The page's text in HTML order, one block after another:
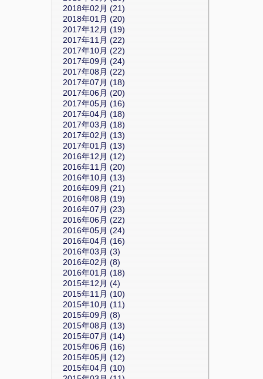
2018年02月 (21)
2018年01月 (20)
2017年12月 (19)
2017年11月 (22)
2017年10月 (22)
2017年09月 (24)
2017年08月 (22)
2017年07月 (18)
2017年06月 (20)
2017年05月 (16)
2017年04月 (18)
2017年03月 (18)
2017年02月 (13)
2017年01月 (13)
2016年12月 (12)
2016年11月 (20)
2016年10月 (13)
2016年09月 (21)
2016年08月 (19)
2016年07月 (23)
2016年06月 (22)
2016年05月 (24)
2016年04月 (16)
2016年03月 (3)
2016年02月 (8)
2016年01月 (18)
2015年12月 (4)
2015年11月 (10)
2015年10月 (11)
2015年09月 (8)
2015年08月 (13)
2015年07月 (14)
2015年06月 (16)
2015年05月 (12)
2015年04月 (10)